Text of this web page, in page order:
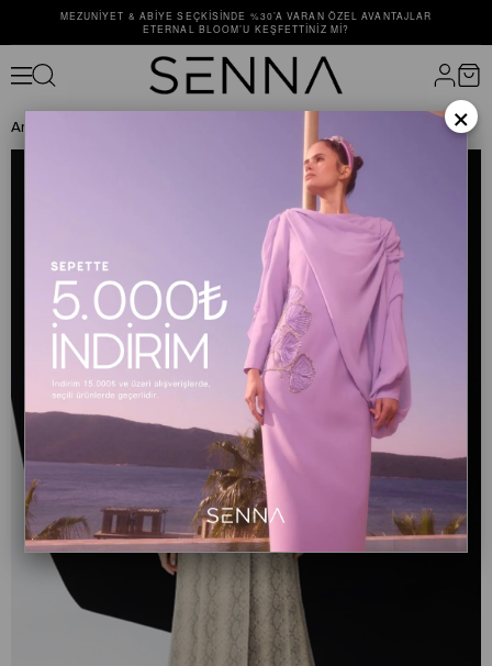
MEZUNIYET & ABIYE SEÇKISINDE %30’A VARAN ÖZEL AVANTAJLAR
ETERNAL BLOOM’U KEŞFETTINIZ MI?
Anasayfa ×